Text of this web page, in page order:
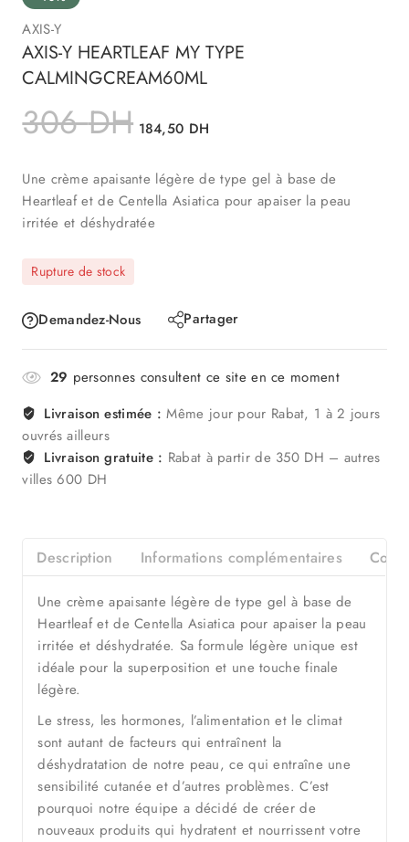
AXIS-Y
AXIS-Y HEARTLEAF MY TYPE
CALMINGCREAM60ML
306DH 184,50 DH
Une crème apaisante légère de type gel à base de
Heartleaf et de Centella Asiatica pour apaiser la peau
irritée et déshydratée
Rupture de stock
Demandez-Nous Partager
29 personnes consultent ce site en ce moment
Livraison estimée : Même jour pour Rabat, 1 à 2 jours
ouvrés ailleurs
Livraison gratuite : Rabat à partir de 350 DH – autres
villes 600 DH
Description Informations complémentaires
Une crème apaisante légère de type gel à base de
Heartleaf et de Centella Asiatica pour apaiser la peau
irritée et déshydratée. Sa formule légère unique est
idéale pour la superposition et une touche finale
légère.
Le stress, les hormones, l’alimentation et le climat
sont autant de facteurs qui entraînent la
déshydratation de notre peau, ce qui entraîne une
sensibilité cutanée et d’autres problèmes. C’est
pourquoi notre équipe a décidé de créer de
nouveaux produits qui hydratent et nourrissent votre